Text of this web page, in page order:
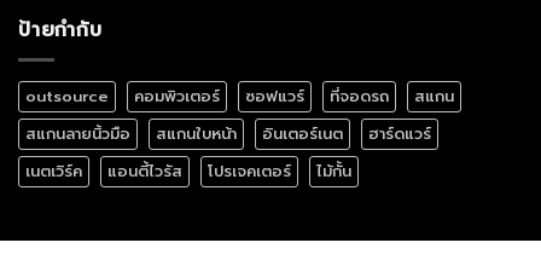
ป้ายกำกับ
outsource คอมพิวเตอร์ ซอฟแวร์ ที่จอดรถ
สแกน
สแกนลายนิ้วมือ
สแกนใบหน้า อินเตอร์เนต
ฮาร์ดแวร์
เนตเวิร์ค
แอนตี้ไวรัส โปรเจคเตอร์ ไม้กั้น